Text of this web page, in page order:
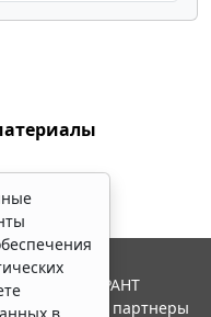
Система ГАРАНТ
"Гарант" и ее партнеры